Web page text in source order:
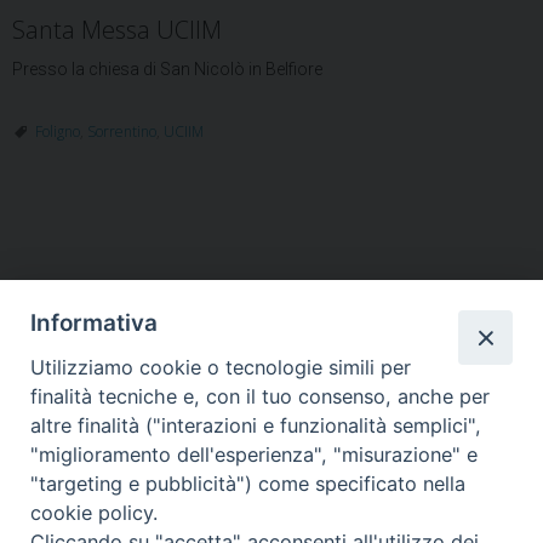
Santa Messa UCIIM
Presso la chiesa di San Nicolò in Belfiore
Foligno Sorrentino UCIIM
HOME VESCOVO ORARI MESSE
CURIA VESCOVILE
TUTELA MINORI
UFFICI PASTORALI PERSONE
VITA CONSACRATA
DOCUMENTI
CONTATTI
Copyright © 2018 Diocesi di Foligno /Curia . Piazza Mons. Faloci 3 - 06034
Informativa
Utilizziamo cookie o tecnologie simili per
finalità tecniche e, con il tuo consenso, anche per
altre finalità ("interazioni e funzionalità semplici",
"miglioramento dell'esperienza", "misurazione" e
"targeting e pubblicità") come specificato nella
cookie policy.